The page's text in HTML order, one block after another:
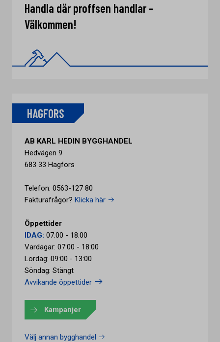
Handla där proffsen handlar -
Välkommen!
HAGFORS
AB KARL HEDIN BYGGHANDEL
Hedvägen 9
683 33 Hagfors
Telefon: 0563-127 80
Fakturafrågor? Klicka här
Öppettider
IDAG: 07:00 - 18:00
Vardagar: 07:00 - 18:00
Lördag: 09:00 - 13:00
Söndag: Stängt
Avvikande öppettider
Kampanjer
Välj annan bygghandel